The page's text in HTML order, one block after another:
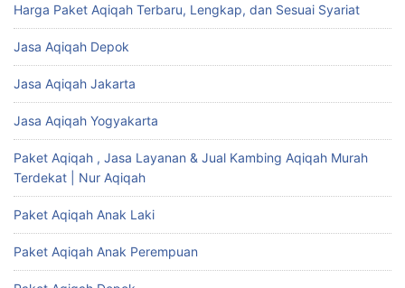
Harga Paket Aqiqah Terbaru, Lengkap, dan Sesuai Syariat
Jasa Aqiqah Depok
Jasa Aqiqah Jakarta
Jasa Aqiqah Yogyakarta
Paket Aqiqah , Jasa Layanan & Jual Kambing Aqiqah Murah
Terdekat | Nur Aqiqah
Paket Aqiqah Anak Laki
Paket Aqiqah Anak Perempuan